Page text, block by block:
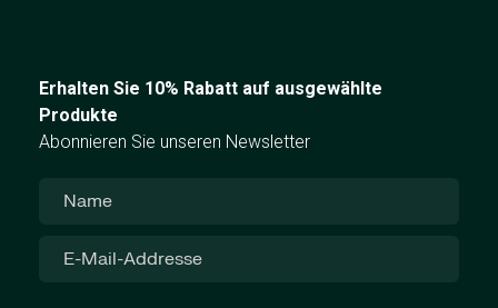
Erhalten Sie 10% Rabatt auf ausgewählte
Produkte
Abonnieren Sie unseren Newsletter